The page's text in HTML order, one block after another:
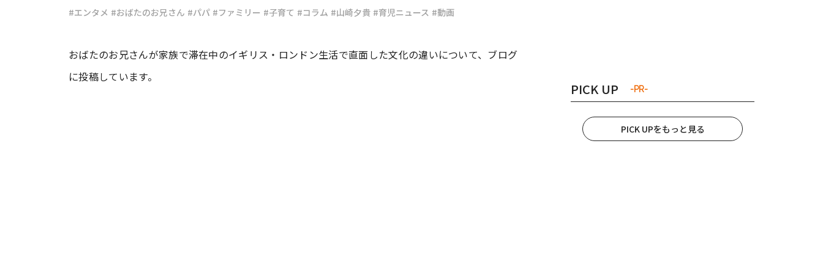
#エンタメ #おばたのお兄さん #パパ #ファミリー #子育て #コラム #山崎夕貴 #育児ニュース #動画
おばたのお兄さんが家族で滞在中のイギリス・ロンドン生活で直面した文化の違いについて、ブログ
に投稿しています。
PICK UP -PR-
PICK UPをもっと見る